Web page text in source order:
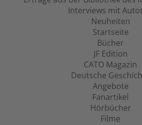
Interviews mit
Neuheiten
Startseite
Bücher
JF Edition
CATO Magazin
Deutsche
Angebote
Fanartikel
Hörbücher
Filme